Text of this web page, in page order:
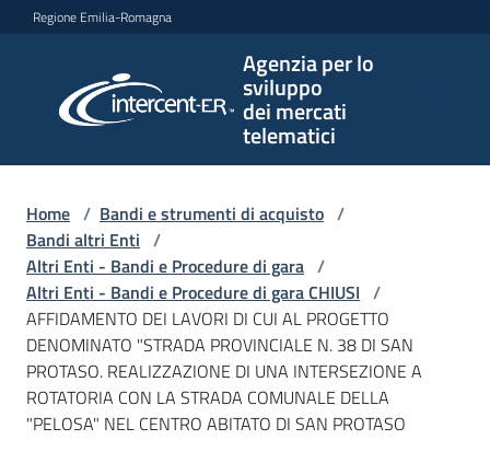
Vai al contenuto
Vai alla navigazione
Vai al footer
Regione Emilia-Romagna
Agenzia per lo
sviluppo
dei mercati
telematici
per lo
sviluppo
telematici
L'Agenzia
Bandi
e
Home / Bandi e strumenti di acquisto /
Bandi altri Enti /
Altri Enti - Bandi e Procedure di gara /
Altri Enti - Bandi e Procedure di gara CHIUSI /
AFFIDAMENTO DEI LAVORI DI CUI AL PROGETTO
DENOMINATO "STRADA PROVINCIALE N. 38 DI SAN
PROTASO. REALIZZAZIONE DI UNA INTERSEZIONE A
ROTATORIA CON LA STRADA COMUNALE DELLA
"PELOSA" NEL CENTRO ABITATO DI SAN PROTASO